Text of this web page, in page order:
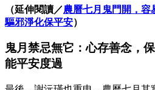
（延伸閱讀／農曆七月鬼門開，容
驅邪淨化保平安）
鬼月禁忌無它：心存善念，
能平安度過